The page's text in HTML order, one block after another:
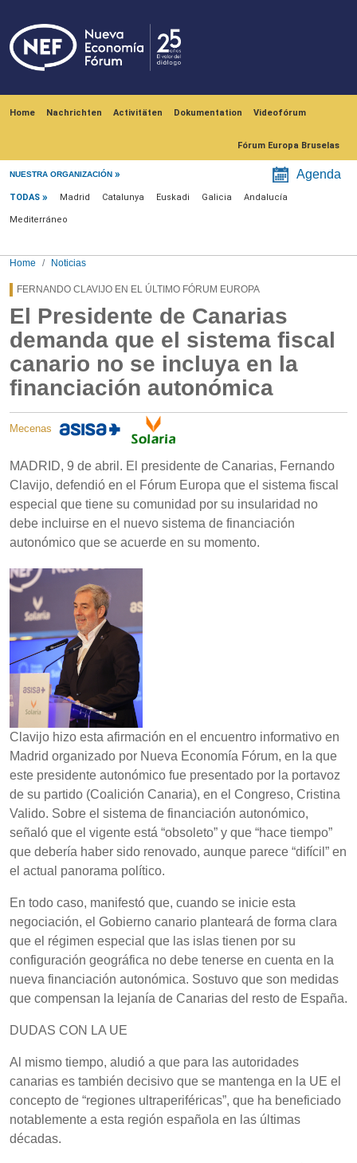
Home Nachrichten Activitäten Dokumentation Videofórum
Fórum Europa Bruselas
NUESTRA ORGANIZACIÓN Agenda
Menú noticias
TODAS Madrid Catalunya Euskadi Galicia Andalucía
Mediterráneo
Home Noticias
FERNANDO CLAVIJO EN EL ÚLTIMO FÓRUM EUROPA
El Presidente de Canarias
demanda que el sistema fiscal
canario no se incluya en la
financiación autonómica
Mecenas
MADRID, 9 de abril. El presidente de Canarias, Fernando
Clavijo, defendió en el Fórum Europa que el sistema fiscal
especial que tiene su comunidad por su insularidad no
debe incluirse en el nuevo sistema de financiación
autonómico que se acuerde en su momento.
Clavijo hizo esta afirmación en el encuentro informativo en
Madrid organizado por Nueva Economía Fórum, en la que
este presidente autonómico fue presentado por la portavoz
de su partido (Coalición Canaria), en el Congreso, Cristina
Valido. Sobre el sistema de financiación autonómico,
señaló que el vigente está “obsoleto” y que “hace tiempo”
que debería haber sido renovado, aunque parece “difícil” en
el actual panorama político.
En todo caso, manifestó que, cuando se inicie esta
negociación, el Gobierno canario planteará de forma clara
que el régimen especial que las islas tienen por su
configuración geográfica no debe tenerse en cuenta en la
nueva financiación autonómica. Sostuvo que son medidas
que compensan la lejanía de Canarias del resto de España.
DUDAS CON LA UE
Al mismo tiempo, aludió a que para las autoridades
canarias es también decisivo que se mantenga en la UE el
concepto de “regiones ultraperiféricas”, que ha beneficiado
notablemente a esta región española en las últimas
décadas.